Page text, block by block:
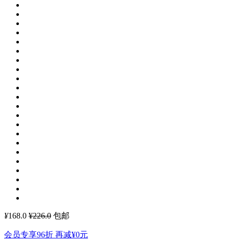
¥168.0 ¥226.0 包邮
会员专享96折 再减¥0元